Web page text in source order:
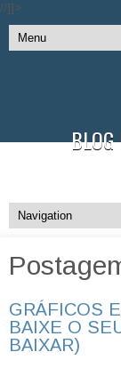
//]]>
BLOG
GRÁFICOS
BAIXE O
BAIXAR)